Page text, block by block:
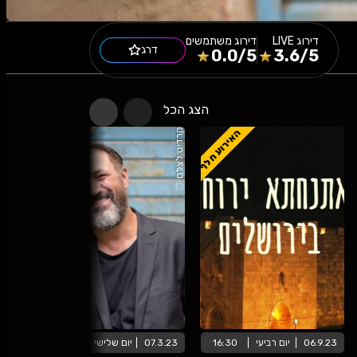
דירוג
3.6/5
דירוג משתמשים
0.0/5 דרג
הצג הכל
האירוע חלף
06.9.23 יום רביעי 16:30
קרדיט לצלם
07.3.23 יום שלישי